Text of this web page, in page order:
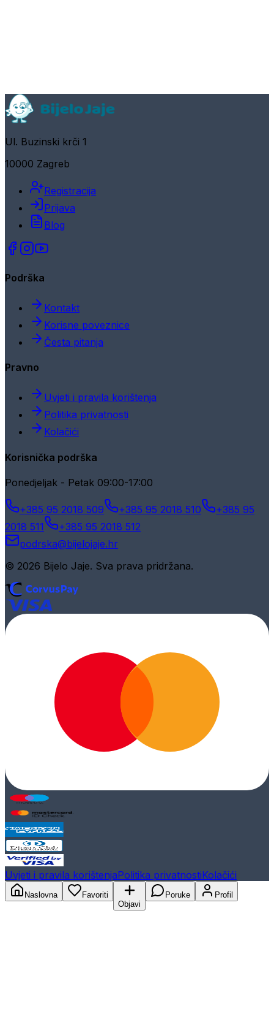
Ul. Buzinski krči 1
10000 Zagreb
Registracija
Prijava
Blog
Podrška
Kontakt
Korisne poveznice
Česta pitanja
Pravno
Uvjeti i pravila korištenja
Politika privatnosti
Kolačići
Korisnička podrška
Ponedjeljak - Petak 09:00-17:00
+385 95 2018 509 +385 95 2018 510
+385 95
2018 511
+385 95 2018 512
podrska@bijelojaje.hr
© 2026 Bijelo Jaje. Sva prava pridržana.
Uvjeti i pravila korištenjaPolitika privatnostiKolačići
Naslovna
Favoriti
Objavi
Poruke Profil